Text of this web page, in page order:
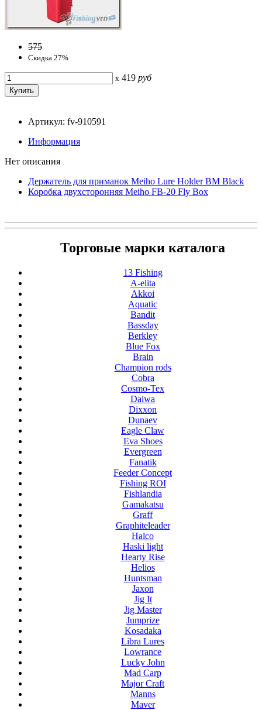
575
Скидка 27%
x 419 руб
Артикул: fv-910591
Информация
Нет описания
Держатель для приманок Meiho Lure Holder BM Black
Коробка двухсторонняя Meiho FB-20 Fly Box
Торговые марки каталога
13 Fishing
A-elita
Akkoi
Aquatic
Bandit
Bassday
Berkley
Blue Fox
Brain
Champion rods
Cobra
Cosmo-Tex
Daiwa
Dixxon
Dunaev
Eagle Claw
Eva Shoes
Evergreen
Fanatik
Feeder Concept
Fishing ROI
Fishlandia
Gamakatsu
Graff
Graphiteleader
Halco
Haski light
Hearty Rise
Helios
Huntsman
Jaxon
Jig It
Jig Master
Jumprize
Kosadaka
Libra Lures
Lowrance
Lucky John
Mad Carp
Major Craft
Manns
Maver